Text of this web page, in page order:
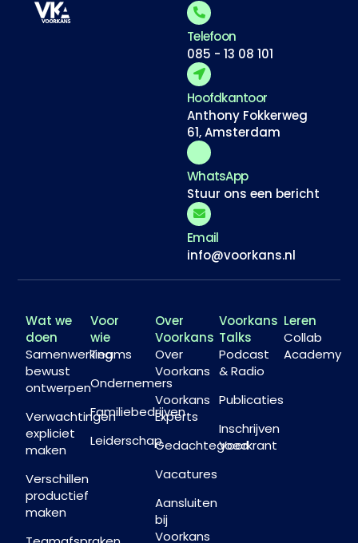
Telefoon
085 - 13 08 101
Hoofdkantoor
Anthony Fokkerweg
61, Amsterdam
WhatsApp
Stuur ons een bericht
Email
info@voorkans.nl
Wat we
doen
Samenwerking
bewust
ontwerpen
Verwachtingen
expliciet
maken
Verschillen
productief
maken
Voor
wie
Teams
Ondernemers
Familiebedrijven
Leiderschap
Over
Voorkans
Over
Voorkans
Voorkans
Experts
Gedachtegoed
Vacatures
Aansluiten
bij
Voorkans
Voorkans
Talks
Podcast
& Radio
Publicaties
Inschrijven
Voorkrant
Leren
Collab
Academy